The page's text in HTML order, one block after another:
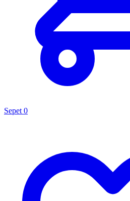
Sepet 0